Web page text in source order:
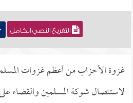
التفريغ النصي الكامل
غزوة الأحزاب من أعظم غزوات
لاستئصال شوكة المسلمين والقضاء